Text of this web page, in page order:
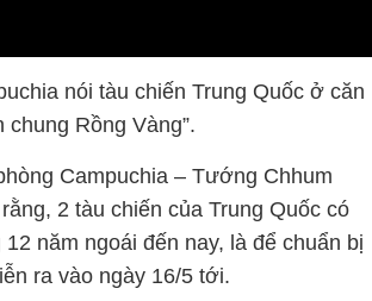
nói tàu chiến Trung Quốc ở căn
Rồng Vàng”.
Campuchia – Tướng Chhum
2 tàu chiến của Trung Quốc có
năm ngoái đến nay, là để chuẩn bị
ra vào ngày 16/5 tới.